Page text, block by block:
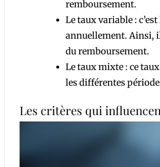
remboursement.
Le taux variable :
annuellement. Ainsi,
du remboursement.
Le taux mixte : ce
les différentes
Les critères qui